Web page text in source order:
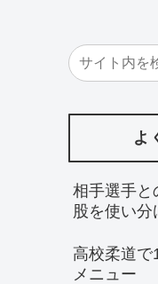
よ
相手選手と
股を使い分
高校柔道で
メニュー